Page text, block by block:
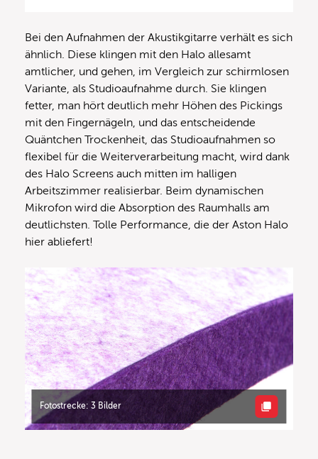
Bei den Aufnahmen der Akustikgitarre verhält es sich
ähnlich. Diese klingen mit den Halo allesamt
amtlicher, und gehen, im Vergleich zur schirmlosen
Variante, als Studioaufnahme durch. Sie klingen
fetter, man hört deutlich mehr Höhen des Pickings
mit den Fingernägeln, und das entscheidende
Quäntchen Trockenheit, das Studioaufnahmen so
flexibel für die Weiterverarbeitung macht, wird dank
des Halo Screens auch mitten im halligen
Arbeitszimmer realisierbar. Beim dynamischen
Mikrofon wird die Absorption des Raumhalls am
deutlichsten. Tolle Performance, die der Aston Halo
hier abliefert!
Fotostrecke: 3 Bilder